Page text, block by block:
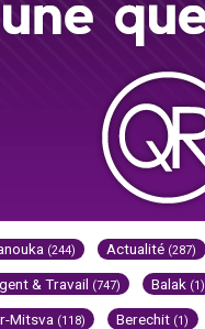
(244) Actualité (287)
& Travail (747) Balak (1)
Mitsva (118) Berechit (1)